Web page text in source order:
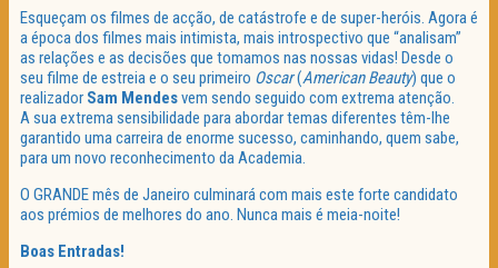
Esqueçam os filmes de acção, de catástrofe e de super-heróis. Agora é
a época dos filmes mais intimista, mais introspectivo que “analisam”
as relações e as decisões que tomamos nas nossas vidas! Desde o
seu filme de estreia e o seu primeiro Oscar(American Beauty) que o
realizador Sam Mendesvem sendo seguido com extrema atenção.
A sua extrema sensibilidade para abordar temas diferentes têm-lhe
garantido uma carreira de enorme sucesso, caminhando, quem sabe,
para um novo reconhecimento da Academia.
O GRANDE mês de Janeiro culminará com mais este forte candidato
aos prémios de melhores do ano. Nunca mais é meia-noite!
Boas Entradas!